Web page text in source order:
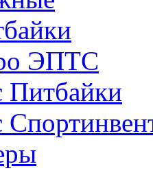
ЭПТС
Питбайки